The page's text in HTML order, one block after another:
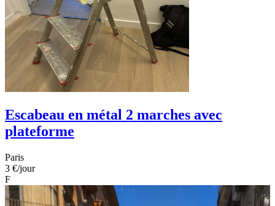
Escabeau en métal 2 marches avec
plateforme
Paris
3 €/jour
F